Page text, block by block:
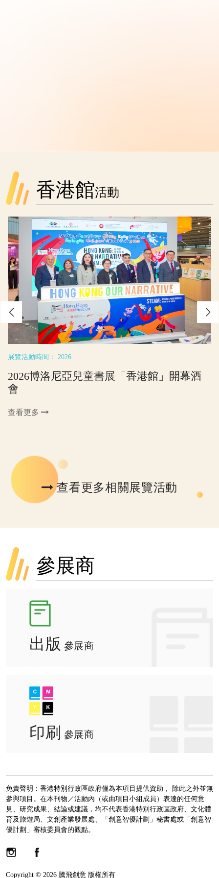
香港館活動
展覽活動時間： 2026
2026博洛尼亞兒童書展「香港館」開幕酒
會
查看更多
查看更多相關展覽活動
參展商
出版 參展商
印刷 參展商
免責聲明：香港特別行政區政府僅為本項目提供資助， 除此之外並無
參與項目。在本刊物／活動內（或由項目小組成員）表達的任何意
見、研究成果、結論或建議，均不代表香港特別行政區政府、文化體
育及旅遊局、文創產業發展處、「創意智優計劃」秘書處或「創意智
優計劃」審核委員會的觀點。
Copyright © 2026 騰飛創意 版權所有